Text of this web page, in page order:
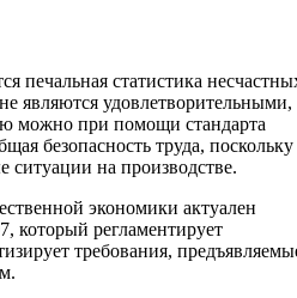
печальная статистика
являются удовлетворительными,
можно при помощи стандарта
безопасность труда, поскольку
ситуации на производстве.
экономики актуален
регламентирует
требования,